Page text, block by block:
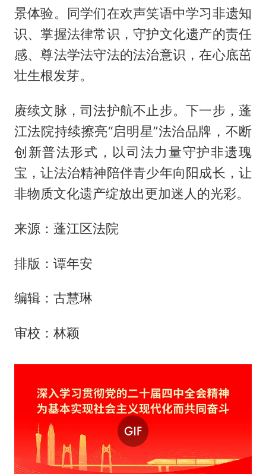
景体验。同学们在欢声笑语中学习非遗知
识、掌握法律常识，守护文化遗产的责任
感、尊法学法守法的法治意识，在心底茁
壮生根发芽。
赓续文脉，司法护航不止步。下一步，蓬
江法院持续擦亮“启明星”法治品牌，不断
创新普法形式，以司法力量守护非遗瑰
宝，让法治精神陪伴青少年向阳成长，让
非物质文化遗产绽放出更加迷人的光彩。
来源：蓬江区法院
排版：谭年安
编辑：古慧琳
审校：林颖